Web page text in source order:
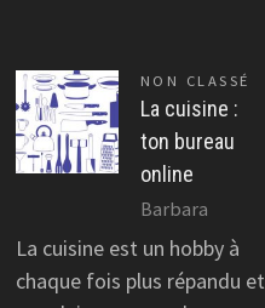
NON CLASSÉ
La cuisine :
ton bureau
online
Barbara
La cuisine est un hobby à
chaque fois plus répandu et